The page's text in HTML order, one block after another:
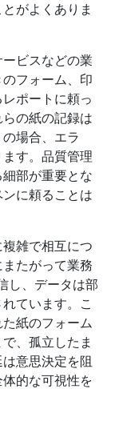
がよくありま
ビスなどの業
フォーム、印
ポートに頼っ
の紙の記録は
場合、エラ
す。品質管理
部が重要とな
に頼ることは
雑で相互につ
たがって業務
し、データは部
ています。こ
紙のフォーム
、孤立したま
意思決定を阻
的な可視性を